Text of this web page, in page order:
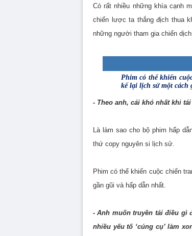
Có rất nhiều những khía cạnh
chiến lược ta thắng địch thua
những người tham gia chiến
Phim có thể khiến
kể lại lịch sử một cách
- Theo anh, cái khó nhất khi
Là làm sao cho bộ phim hấp
thứ copy nguyên si lịch sử.
Phim có thể khiến cuộc chiến
gần gũi và hấp dẫn nhất.
- Anh muốn truyền tải điều gì
nhiều yếu tố ‘cúng cụ’ làm